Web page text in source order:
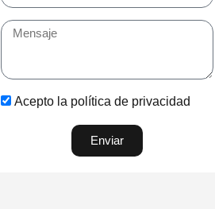
Mensaje
Acepto la política de privacidad
Enviar